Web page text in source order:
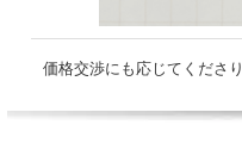
価格交渉にも応じてくださ